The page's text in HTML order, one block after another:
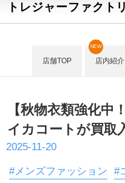
トレジャーファクト
店舗TOP 店内紹介
NEW
【秋物衣類強化
イカコートが買取
2025-11-20
#メンズファッション #